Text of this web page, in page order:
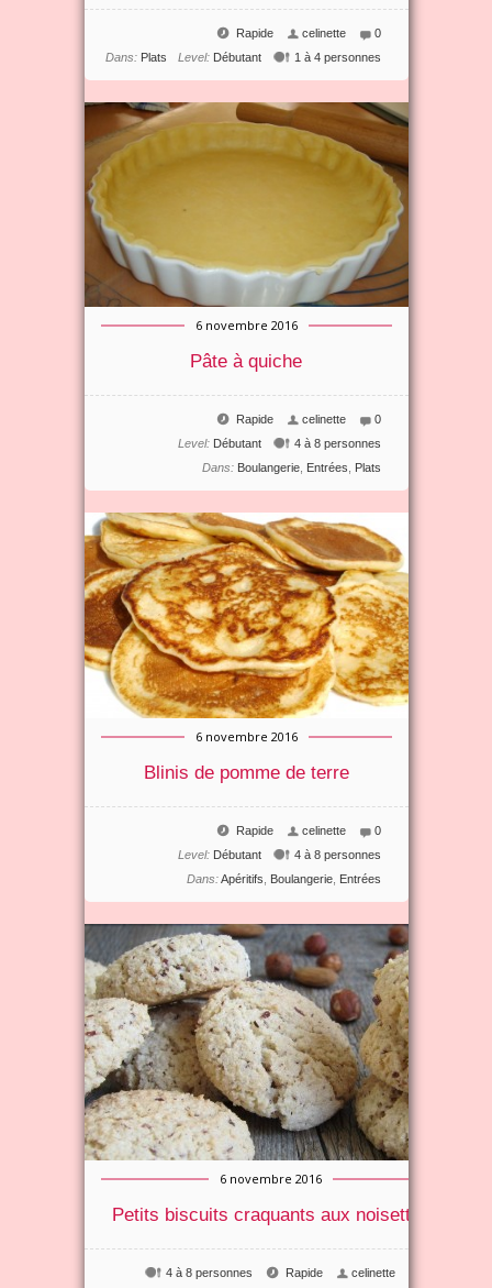
0
celinette
Rapide
1 à 4 personnes
Level: Débutant
Dans: Plats
6 novembre 2016
Pâte à quiche
0
celinette
Rapide
4 à 8 personnes
Level: Débutant
Dans: Boulangerie, Entrées Plats
6 novembre 2016
Blinis de pomme de terre
0
celinette
Rapide
4 à 8 personnes
Level: Débutant
Dans: Apéritifs Boulangerie, Entrées
6 novembre 2016
Petits biscuits craquants aux noisettes
celinette
Rapide
4 à 8 personnes